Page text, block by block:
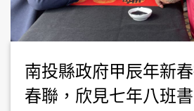
南投縣政府甲辰年新
春聯，欣見七年八班